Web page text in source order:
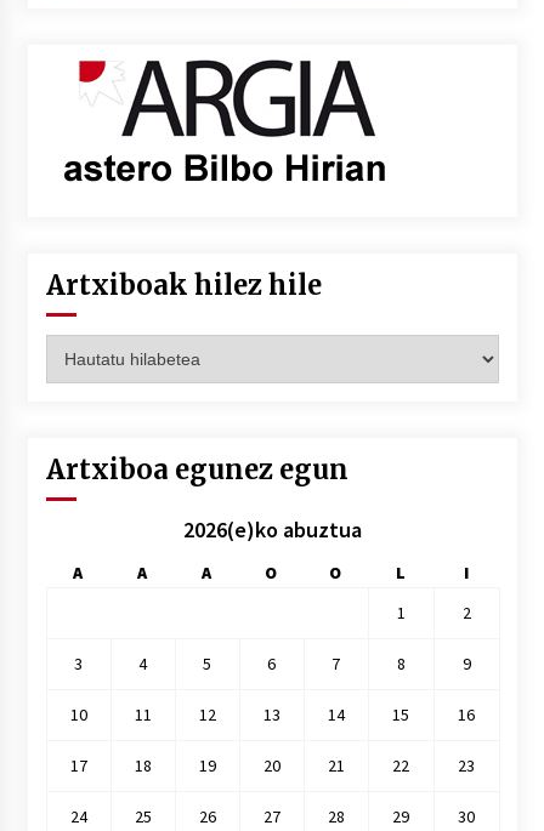
Artxiboak hilez hile
hilez
Artxiboa egunez egun
2026(e)ko abuztua
A A A O O L
I
1
2
3 4 5 6 7 8 9
10 11 12 13 14 15 16
17 18 19 20 21 22 23
24 25 26 27 28 29 30